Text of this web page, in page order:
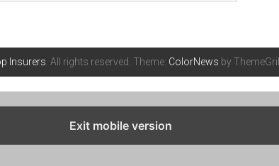
Insurers . All rights reserved. Theme: ColorNews by
Exit mobile version